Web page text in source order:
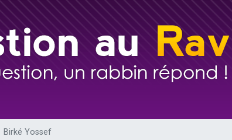
de nous rejoindre sur WhatsApp
de demander une bénédiction
viennent de faire un don pour Sauvez la jambe de Yohan
pour étudier en groupe sur Zoom
dans Torah-Box Music
Birké Yossef